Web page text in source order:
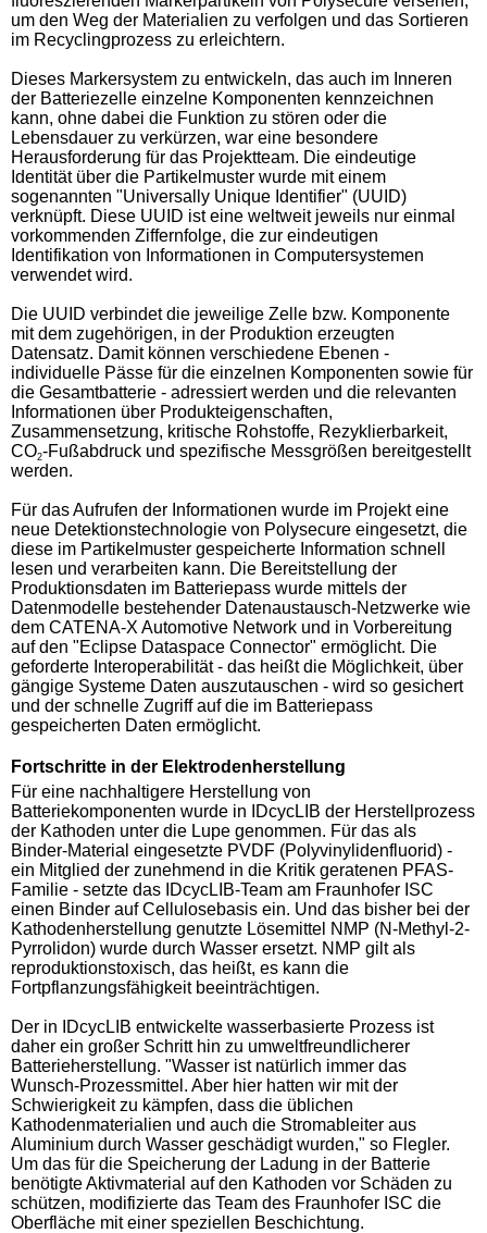
um den Weg der Materialien zu verfolgen und das Sortieren
im Recyclingprozess zu erleichtern.
Dieses Markersystem zu entwickeln, das auch im Inneren
der Batteriezelle einzelne Komponenten kennzeichnen
kann, ohne dabei die Funktion zu stören oder die
Lebensdauer zu verkürzen, war eine besondere
Herausforderung für das Projektteam. Die eindeutige
Identität über die Partikelmuster wurde mit einem
sogenannten "Universally Unique Identifier" (UUID)
verknüpft. Diese UUID ist eine weltweit jeweils nur einmal
vorkommenden Ziffernfolge, die zur eindeutigen
Identifikation von Informationen in Computersystemen
verwendet wird.
Die UUID verbindet die jeweilige Zelle bzw. Komponente
mit dem zugehörigen, in der Produktion erzeugten
Datensatz. Damit können verschiedene Ebenen -
individuelle Pässe für die einzelnen Komponenten sowie für
die Gesamtbatterie - adressiert werden und die relevanten
Informationen über Produkteigenschaften,
Zusammensetzung, kritische Rohstoffe, Rezyklierbarkeit,
CO2-Fußabdruck und spezifische Messgrößen bereitgestellt
werden.
Für das Aufrufen der Informationen wurde im Projekt eine
neue Detektionstechnologie von Polysecure eingesetzt, die
diese im Partikelmuster gespeicherte Information schnell
lesen und verarbeiten kann. Die Bereitstellung der
Produktionsdaten im Batteriepass wurde mittels der
Datenmodelle bestehender Datenaustausch-Netzwerke wie
dem CATENA-X Automotive Network und in Vorbereitung
auf den "Eclipse Dataspace Connector" ermöglicht. Die
geforderte Interoperabilität - das heißt die Möglichkeit, über
gängige Systeme Daten auszutauschen - wird so gesichert
und der schnelle Zugriff auf die im Batteriepass
gespeicherten Daten ermöglicht.
Fortschritte in der Elektrodenherstellung
Für eine nachhaltigere Herstellung von
Batteriekomponenten wurde in IDcycLIB der Herstellprozess
der Kathoden unter die Lupe genommen. Für das als
Binder-Material eingesetzte PVDF (Polyvinylidenfluorid) -
ein Mitglied der zunehmend in die Kritik geratenen PFAS-
Familie - setzte das IDcycLIB-Team am Fraunhofer ISC
einen Binder auf Cellulosebasis ein. Und das bisher bei der
Kathodenherstellung genutzte Lösemittel NMP (N-Methyl-2-
Pyrrolidon) wurde durch Wasser ersetzt. NMP gilt als
reproduktionstoxisch, das heißt, es kann die
Fortpflanzungsfähigkeit beeinträchtigen.
Der in IDcycLIB entwickelte wasserbasierte Prozess ist
daher ein großer Schritt hin zu umweltfreundlicherer
Batterieherstellung. "Wasser ist natürlich immer das
Wunsch-Prozessmittel. Aber hier hatten wir mit der
Schwierigkeit zu kämpfen, dass die üblichen
Kathodenmaterialien und auch die Stromableiter aus
Aluminium durch Wasser geschädigt wurden," so Flegler.
Um das für die Speicherung der Ladung in der Batterie
benötigte Aktivmaterial auf den Kathoden vor Schäden zu
schützen, modifizierte das Team des Fraunhofer ISC die
Oberfläche mit einer speziellen Beschichtung.